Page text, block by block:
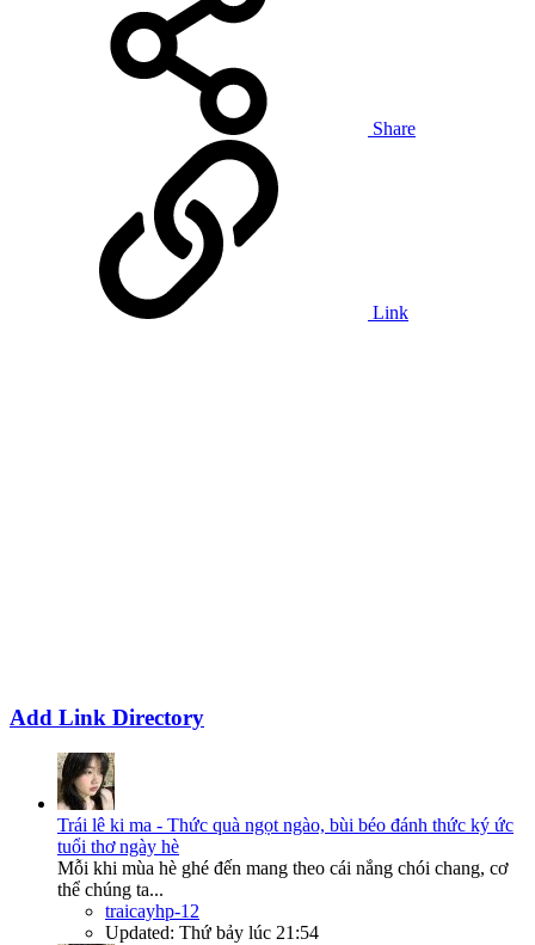
Share
Link
Add Link Directory
Trái lê ki ma - Thức quà ngọt ngào, bùi béo đánh thức ký ức
tuổi thơ ngày hè
Mỗi khi mùa hè ghé đến mang theo cái nắng chói chang, cơ
thể chúng ta...
traicayhp-12
Updated: Thứ bảy lúc 21:54